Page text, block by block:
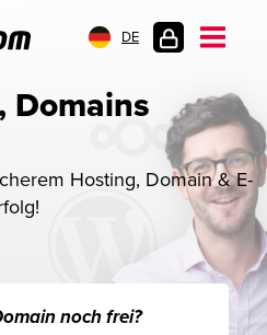
DE
Domains
Hosting, Domain & E-
noch frei?